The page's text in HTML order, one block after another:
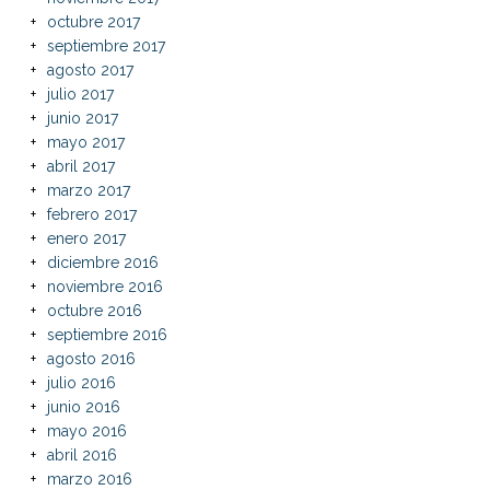
octubre 2017
septiembre 2017
agosto 2017
julio 2017
junio 2017
mayo 2017
abril 2017
marzo 2017
febrero 2017
enero 2017
diciembre 2016
noviembre 2016
octubre 2016
septiembre 2016
agosto 2016
julio 2016
junio 2016
mayo 2016
abril 2016
marzo 2016